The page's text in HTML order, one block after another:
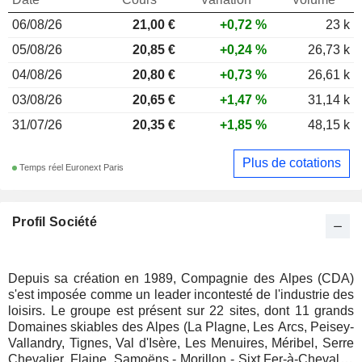
Profil Société
Depuis sa création en 1989, Compagnie des Alpes (CDA)
s'est imposée comme un leader incontesté de l'industrie des
loisirs. Le groupe est présent sur 22 sites, dont 11 grands
Domaines skiables des Alpes (La Plagne, Les Arcs, Peisey-
Vallandry, Tignes, Val d'Isère, Les Menuires, Méribel, Serre
Chevalier, Flaine, Samoëns - Morillon - Sixt Fer-à-Cheval et
06/08/26
21,00 € +0,72 %
23 k
05/08/26
20,85 € +0,24 %
26,73 k
04/08/26
20,80 € +0,73 %
26,61 k
03/08/26
20,65 € +1,47 %
31,14 k
31/07/26
20,35 € +1,85 % 48,15 k
Temps réel Euronext Paris Plus de cotations